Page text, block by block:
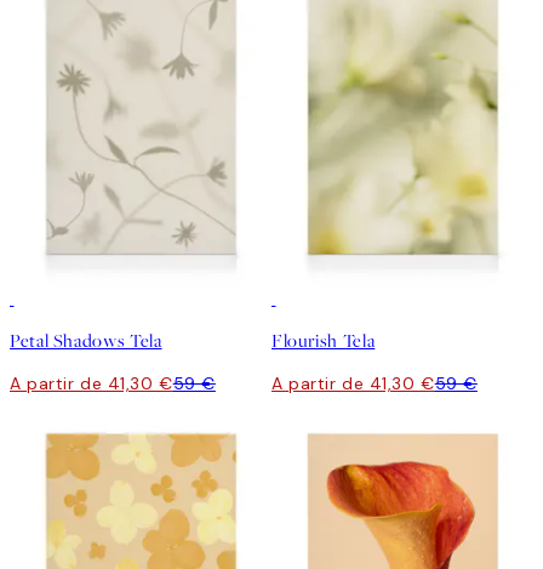
Petal Shadows Tela
A partir de 41,30 €59 €
Flourish Tela
A partir de 41,30 €59 €